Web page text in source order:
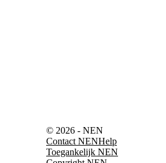
© 2026 - NEN
Contact NENHelp
Toegankelijk NEN